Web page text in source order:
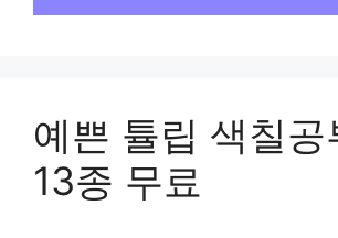
예쁜 튤립 색칠공
13종 무료